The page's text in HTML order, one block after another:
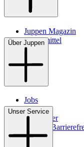
Juppen Magazin
Pflegemittel
Über Juppen
Jobs
Filialen
Newsletter
Digitale
Unser Service